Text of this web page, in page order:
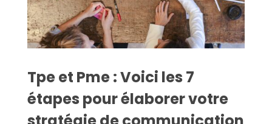
Tpe et Pme : Voici les 7
étapes pour élaborer votre